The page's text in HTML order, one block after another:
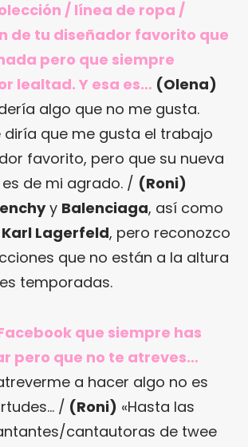
/ línea de ropa /
de tu diseñador favorito que
pero que siempre
lealtad. Y esa es… (Olena)
algo que no me gusta.
diría que me gusta el trabajo
favorito, pero que su nueva
de mi agrado. / (Roni)
y Balenciaga, así como
Karl Lagerfeld, pero reconozco
que no están a la altura
temporadas.
que siempre has
pero que no te atreves…
a hacer algo no es
/ (Roni) «Hasta las
cantautoras de twee